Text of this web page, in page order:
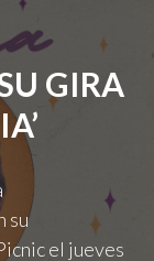
GIRA
su
el jueves